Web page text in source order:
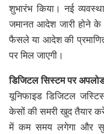
शुभारंभ किया। नई
जमानत आदेश जारी होने के
फैसले या आदेश की
पर मिल जाएगी।
डिजिटल सिस्टम पर अपलोड
यूनिफाइड डिजिटल
केसों की समरी खुद तैयार
में कम समय लगेगा और